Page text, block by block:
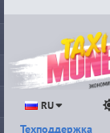
RU
Техподдержка